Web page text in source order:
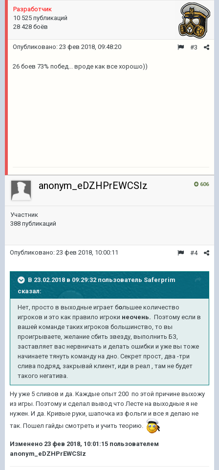
Разработчик
10 525 публикаций
28 428 боёв
#3
Опубликовано: 23 фев 2018, 09:48:20
26 боев 73% побед... вроде как все хорошо))
606
anonym_eDZHPrEWCSIz
Участник
388 публикаций
#4
Опубликовано: 23 фев 2018, 10:00:11
В 23.02.2018 в 09:29:32 пользователь Saferprim
сказал:
Нет, просто в выходные играет большее количество
игроков и это как правило игроки неочень. Поэтому если в
вашей команде таких игроков большинство, то вы
проигрываете, желание сбить звезду, выполнить БЗ,
заставляет вас нервничать и делать ошибки и уже вы тоже
начинаете тянуть команду на дно. Секрет прост, два -три
слива подряд, закрывай клиент, иди в реал , там не будет
такого негатива.
Ну уже 5 сливов и да. Каждые опыт 200 по этой причине выхожу
из игры. Поэтому и сделал вывод что Лесте на выходные я не
нужен. И да. Кривые руки, шапочка из фольги и все я делаю не
так. Пошел гайды смотреть и учить теорию.
Изменено 23 фев 2018, 10:01:15 пользователем
anonym_eDZHPrEWCSIz